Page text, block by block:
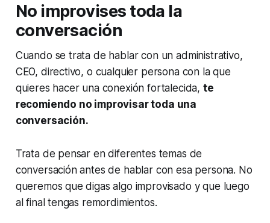
No improvises toda la
conversación
Cuando se trata de hablar con un administrativo,
CEO, directivo, o cualquier persona con la que
quieres hacer una conexión fortalecida, te
recomiendo no improvisar toda una
conversación.
Trata de pensar en diferentes temas de
conversación antes de hablar con esa persona. No
queremos que digas algo improvisado y que luego
al final tengas remordimientos.